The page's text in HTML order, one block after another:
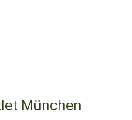
München